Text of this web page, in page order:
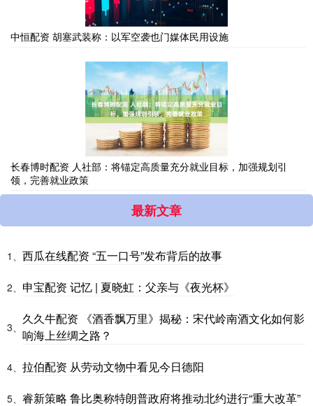
中恒配资 胡塞武装称：以军空袭也门媒体民用设施
长春博时配资 人社部：将锚定高质量充分就业目标，加强规划引
领，完善就业政策
最新文章
1、 西瓜在线配资 “五一口号”发布背后的故事
2、 申宝配资 记忆 | 夏晓虹：父亲与《夜光杯》
3、
久久牛配资 《酒香飘万里》揭秘：宋代岭南酒文化如何影
响海上丝绸之路？
4、 拉伯配资 从劳动文物中看见今日德阳
5、 睿新策略 鲁比奥称特朗普政府将推动北约进行“重大改革”